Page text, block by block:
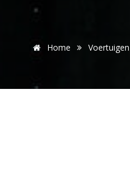
Home Voertuigen